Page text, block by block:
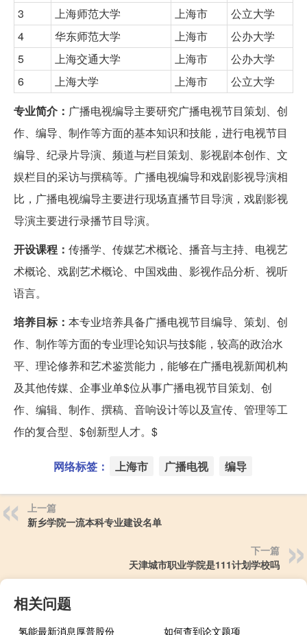
3
上海师范大学 上海市
公立大学
4
华东师范大学 上海市
公办大学
5
上海交通大学 上海市
公办大学
6
上海大学 上海市
公立大学
专业简介： 广播电视编导主要研究广播电视节目策划、创
作、编导、制作等方面的基本知识和技能，进行电视节目
编导、纪录片导演、频道与栏目策划、影视剧本创作、文
娱栏目的采访与撰稿等。广播电视编导和戏剧影视导演相
比，广播电视编导主要进行现场直播节目导演，戏剧影视
导演主要进行录播节目导演。
开设课程： 传播学、传媒艺术概论、播音与主持、电视艺
术概论、戏剧艺术概论、中国戏曲、影视作品分析、视听
语言。
培养目标： 本专业培养具备广播电视节目编导、策划、创
作、制作等方面的专业理论知识与技$能，较高的政治水
平、理论修养和艺术鉴赏能力，能够在广播电视新闻机构
及其他传媒、企事业单$位从事广播电视节目策划、创
作、编辑、制作、撰稿、音响设计等以及宣传、管理等工
作的复合型、$创新型人才。$
网络标签： 上海市 广播电视 编导
上一篇
新乡学院一流本科专业建设名单
下一篇
天津城市职业学院是111计划学校吗
相关问题
氢能最新消息厚普股份 如何查到论文题项